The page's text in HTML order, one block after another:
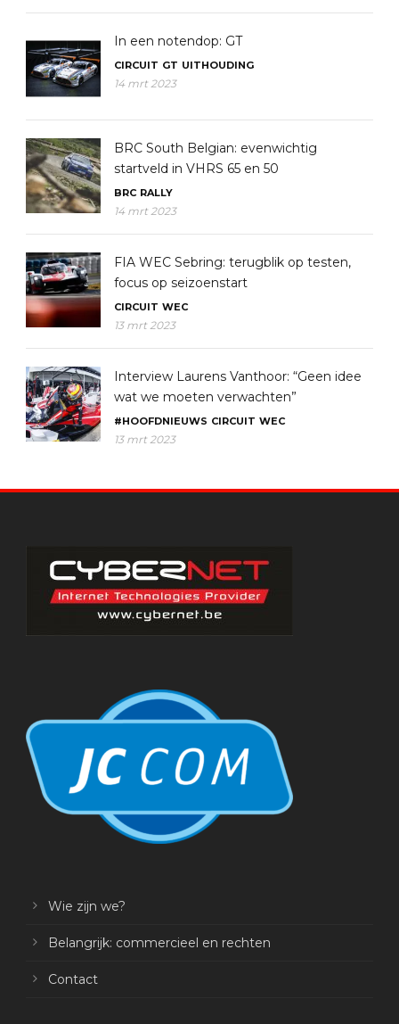
In een notendop: GT
CIRCUIT GT UITHOUDING
14 mrt 2023
BRC South Belgian: evenwichtig
startveld in VHRS 65 en 50
BRC RALLY
14 mrt 2023
FIA WEC Sebring: terugblik op testen,
focus op seizoenstart
CIRCUIT WEC
13 mrt 2023
Interview Laurens Vanthoor: “Geen idee
wat we moeten verwachten”
#HOOFDNIEUWS CIRCUIT WEC
13 mrt 2023
Wie zijn we?
Belangrijk: commercieel en rechten
Contact